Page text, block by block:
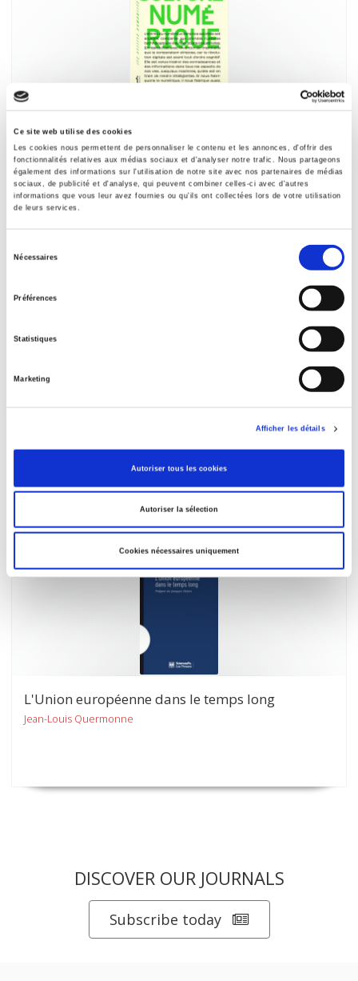
Ce site web utilise des cookies
Les cookies nous permettent de personnaliser le contenu et les annonces, d'offrir des
fonctionnalités relatives aux médias sociaux et d'analyser notre trafic. Nous partageons
également des informations sur l'utilisation de notre site avec nos partenaires de médias
sociaux, de publicité et d'analyse, qui peuvent combiner celles-ci avec d'autres
informations que vous leur avez fournies ou qu'ils ont collectées lors de votre utilisation
de leurs services.
Nécessaires
Préférences
Statistiques
Marketing
Afficher les détails
Autoriser tous les cookies
Autoriser la sélection
Cookies nécessaires uniquement
Dominique Cardon
Atlas espace mondial
L'Union européenne dans le temps long
Jean-Louis Quermonne
DISCOVER OUR JOURNALS
Subscribe today